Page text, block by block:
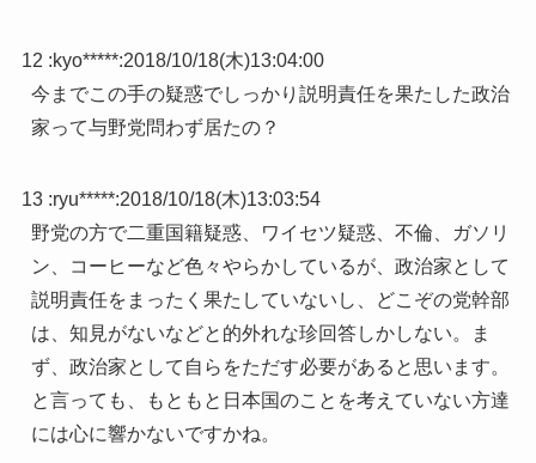
12 :kyo*****:2018/10/18(木)13:04:00
今までこの手の疑惑でしっかり説明責任を果たした政治
家って与野党問わず居たの？
13 :ryu*****:2018/10/18(木)13:03:54
野党の方で二重国籍疑惑、ワイセツ疑惑、不倫、ガソリ
ン、コーヒーなど色々やらかしているが、政治家として
説明責任をまったく果たしていないし、どこぞの党幹部
は、知見がないなどと的外れな珍回答しかしない。ま
ず、政治家として自らをただす必要があると思います。
と言っても、もともと日本国のことを考えていない方達
には心に響かないですかね。